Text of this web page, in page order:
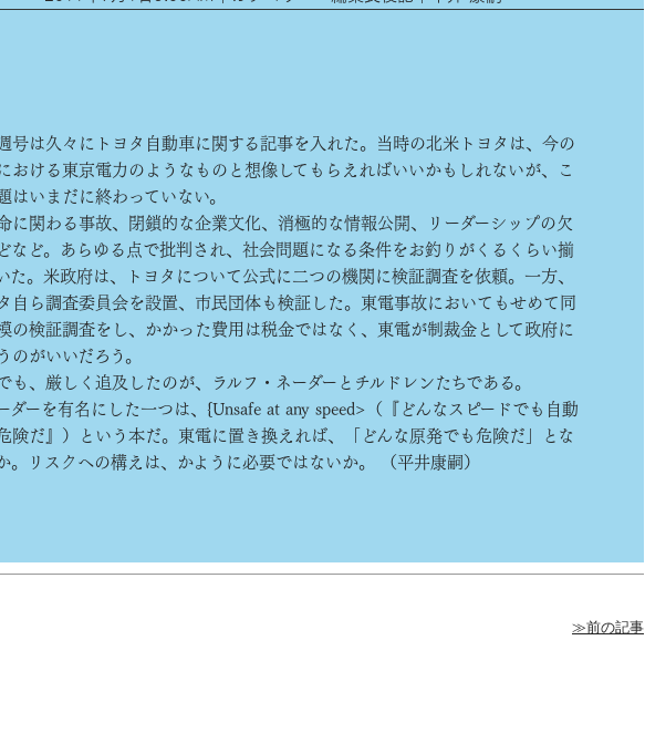
号は久々にトヨタ自動車に関する記事を入れた。当時の北米トヨタは、今の
おける東京電力のようなものと想像してもらえればいいかもしれないが、こ
はいまだに終わっていない。
に関わる事故、閉鎖的な企業文化、消極的な情報公開、リーダーシップの欠
など。あらゆる点で批判され、社会問題になる条件をお釣りがくるくらい揃
た。米政府は、トヨタについて公式に二つの機関に検証調査を依頼。一方、
自ら調査委員会を設置、市民団体も検証した。東電事故においてもせめて同
の検証調査をし、かかった費用は税金ではなく、東電が制裁金として政府に
のがいいだろう。
も、厳しく追及したのが、ラルフ・ネーダーとチルドレンたちである。
ダーを有名にした一つは、{Unsafe at any speed>（『どんなスピードでも自動
険だ』）という本だ。東電に置き換えれば、「どんな原発でも危険だ」とな
。リスクへの構えは、かように必要ではないか。 （平井康嗣）
≫前の記事